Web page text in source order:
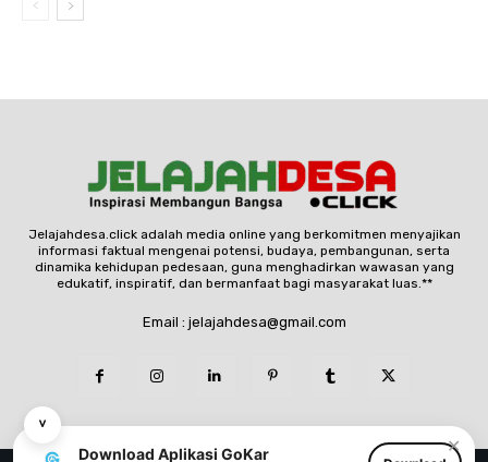
˅
✕
Download Aplikasi GoKar
Jelajahdesa.click adalah media online yang berkomitmen menyajikan
informasi faktual mengenai potensi, budaya, pembangunan, serta
dinamika kehidupan pedesaan, guna menghadirkan wawasan yang
edukatif, inspiratif, dan bermanfaat bagi masyarakat luas.**
Email : jelajahdesa@gmail.com